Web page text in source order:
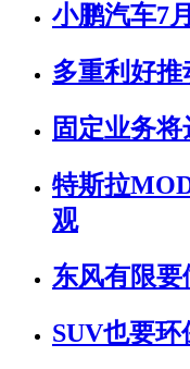
小鹏汽车7
多重利好
固定业务
特斯拉
观
东风有限
SUV也要